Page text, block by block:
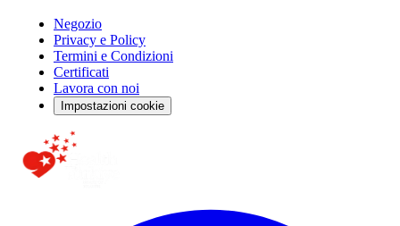
Negozio
Privacy e Policy
Termini e Condizioni
Certificati
Lavora con noi
Impostazioni cookie